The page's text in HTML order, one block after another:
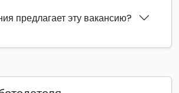
предлагает эту вакансию?